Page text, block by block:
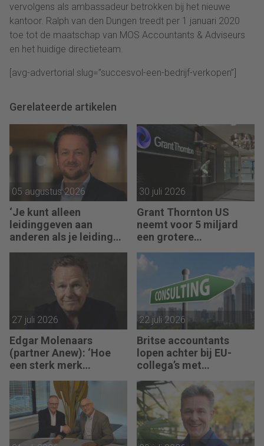
vervolgens als ambassadeur betrokken bij het nieuwe
kantoor. Ralph van den Dungen treedt per 1 januari 2020
toe tot de maatschap van MOS Accountants & Adviseurs
en het huidige directieteam.
[avg-advertorial slug=”succesvol-een-bedrijf-verkopen”]
Gerelateerde artikelen
05 augustus 2026
‘Je kunt alleen
leidinggeven aan
anderen als je leiding
30 juli 2026
Grant Thornton US
neemt voor 5 miljard
een grotere
27 juli 2026
Edgar Molenaars
(partner Anew): ‘Hoe
een sterk merk
vertaalt in tastbaar
geld’
22 juli 2026
Britse accountants
lopen achter bij EU-
collega’s met